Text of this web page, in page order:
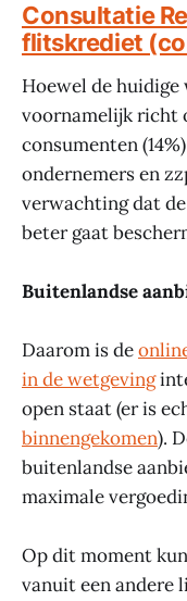
Consultatie
flitskrediet
Hoewel de
voornamelijk richt
consumenten
ondernemers en
verwachting dat
beter gaat
Buitenlandse
Daarom is de
in de wetgeving
open staat (er is
binnengekomen).
buitenlandse
maximale
Op dit moment
vanuit een andere